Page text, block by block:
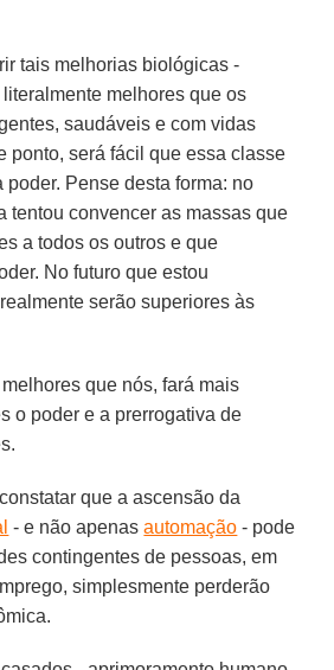
tais melhorias biológicas -
melhores que os
saudáveis e com vidas
ponto, será fácil que essa classe
Pense desta forma: no
tentou convencer as massas que
a todos os outros e que
No futuro que estou
serão superiores às
que nós, fará mais
o poder e a prerrogativa de
que a ascensão da
- e não apenasautomação - pode
contingentes de pessoas, em
simplesmente perderão